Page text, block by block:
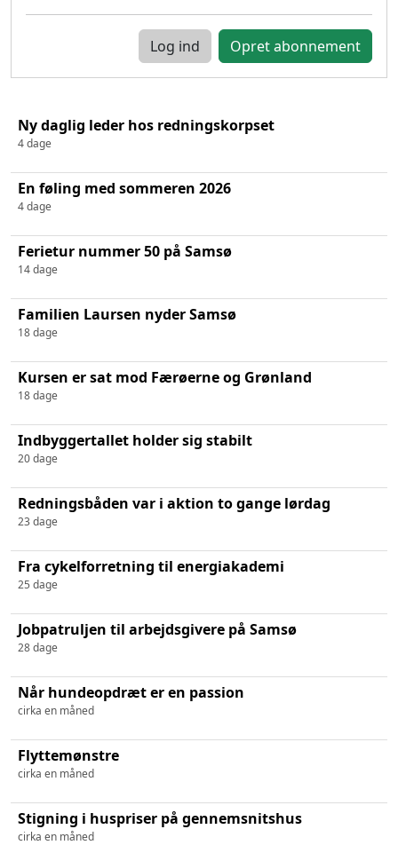
Log ind
Ny daglig leder hos redningskorpset
4 dage
En føling med sommeren 2026
4 dage
Ferietur nummer 50 på Samsø
14 dage
Familien Laursen nyder Samsø
18 dage
Kursen er sat mod Færøerne og Grønland
18 dage
Indbyggertallet holder sig stabilt
20 dage
Redningsbåden var i aktion to gange lørdag
23 dage
Fra cykelforretning til energiakademi
25 dage
Jobpatruljen til arbejdsgivere på Samsø
28 dage
Når hundeopdræt er en passion
cirka en måned
Flyttemønstre
cirka en måned
Stigning i huspriser på gennemsnitshus
cirka en måned